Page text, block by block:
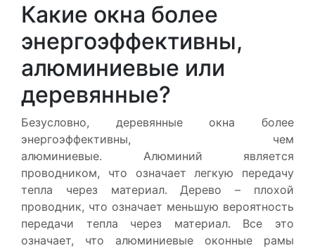
Какие окна более
энергоэффективны,
алюминиевые или
деревянные?
Безусловно, деревянные окна более
энергоэффективны, чем
алюминиевые. Алюминий является
проводником, что означает легкую передачу
тепла через материал. Дерево – плохой
проводник, что означает меньшую вероятность
передачи тепла через материал. Все это
означает, что алюминиевые оконные рамы